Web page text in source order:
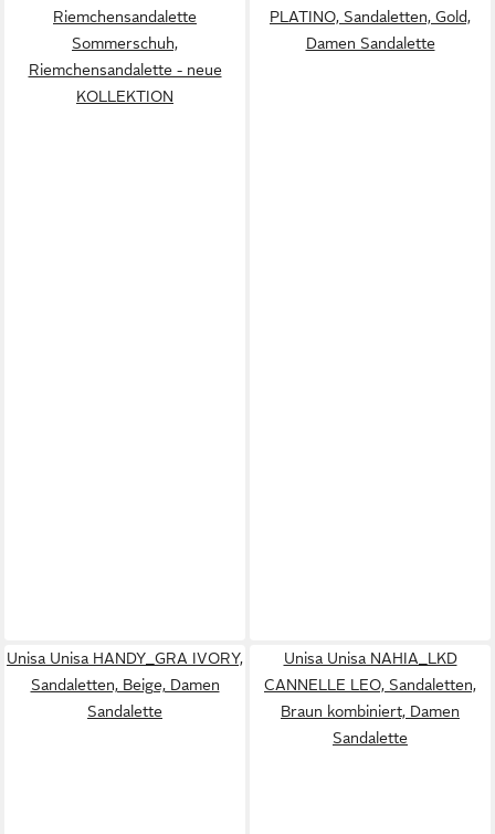
Riemchensandalette
Sommerschuh,
Riemchensandalette - neue
KOLLEKTION
PLATINO, Sandaletten, Gold,
Damen Sandalette
Unisa Unisa HANDY_GRA IVORY,
Sandaletten, Beige, Damen
Sandalette
Unisa Unisa NAHIA_LKD
CANNELLE LEO, Sandaletten,
Braun kombiniert, Damen
Sandalette